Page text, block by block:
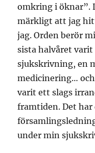
omkring i öknar”.
märkligt att jag
jag. Orden berör
sista halvåret
sjukskrivning, en
medicinering…
varit ett slags
framtiden. Det
under min